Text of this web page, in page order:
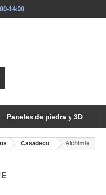
14:00
Paneles de piedra y 3D
Casadeco Alchimie